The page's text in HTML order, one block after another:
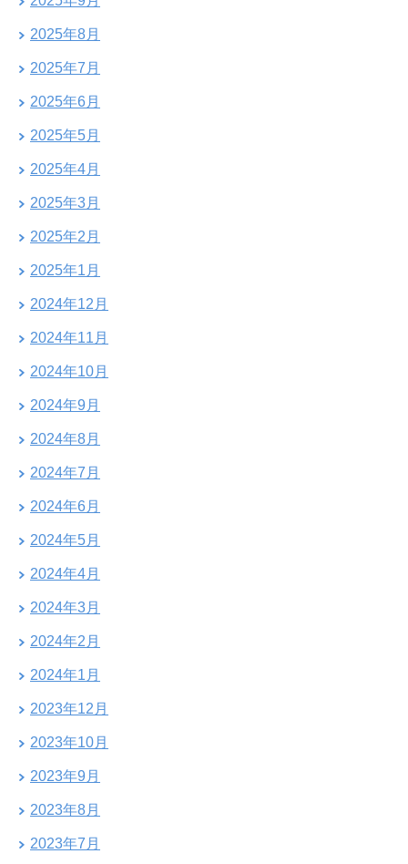
2025年8月
2025年7月
2025年6月
2025年5月
2025年4月
2025年3月
2025年2月
2025年1月
2024年12月
2024年11月
2024年10月
2024年9月
2024年8月
2024年7月
2024年6月
2024年5月
2024年4月
2024年3月
2024年2月
2024年1月
2023年12月
2023年10月
2023年9月
2023年8月
2023年7月